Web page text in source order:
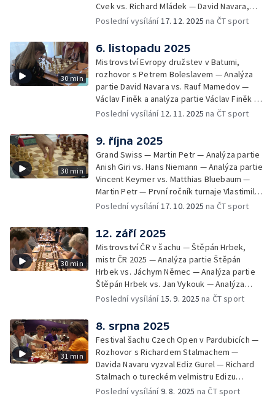
Cvek vs. Richard Mládek — David Navara,
český reprezentant — Vojtěch Plát má bronz
vs. Vojtěch Plát — Světový pohár FIDE —
Analýza partie Pa Iniyan vs. Thai Dai Van
Nguyen — Analýza partie Pentala Harikrishna
vs. Arsenyj Nesterov — David Navara o
Turnaji kandidátů — Vyhádření Vladimira
Kramnika o podvádění — Bleskově —
Pozvánka — Soutěž
Poslední vysílání17. 12. 2025 na ČT sport
30 min
6. listopadu 2025
Mistrovství Evropy družstev v Batumi,
rozhovor s Petrem Boleslavem — Analýza
partie David Navara vs. Rauf Mamedov —
Václav Finěk a analýza partie Václav Finěk vs.
Luka Draškovič — Petr Boleslav o ME —
— Analýza partie Joanna Worek vs. Anna-
Maja Kazarian — Nový Bor vybojoval bronz v
šachu na Evropském klubovém poháru —
Analýza partie Amadeus Evenshaug vs.
David Navara — Novinka v Evropském
klubovém poháru — Mistrovství Moravy a
Slezska mládeže — Pavel Sváček prvním
šachu — Bleskově — Pozvánka — Soutěž
Poslední vysílání12. 11. 2025 na ČT sport
30 min
9. října 2025
Grand Swiss — Martin Petr — Analýza partie
Anish Giri vs. Hans Niemann — Analýza partie
Vincent Keymer vs. Matthias Bluebaum —
Martin Petr — První ročník turnaje Vlastimila
Horta — Analýza partie Gustav Brejník vs.
— Oslavy 100 let organizovaného šachu v
Hlinsku — MČR mládeže v rapid šachu —
Analýza partie David Hák vs. Ondřej Winter —
Mistrovství Evropy družstev — Pozvánky
Martina Petra — Bleskově — Pozvánka —
Soutěž
Poslední vysílání17. 10. 2025 na ČT sport
30 min
12. září 2025
Mistrovství ČR v šachu — Štěpán Hrbek,
mistr ČR 2025 — Analýza partie Štěpán
Hrbek vs. Jáchym Němec — Analýza partie
Štěpán Hrbek vs. Jan Vykouk — Analýza
partie Tomáš Polák vs. Štěpán Hrbek — O
Stalmach vs. Jan Vykouk — Analýza partie
Tadeáš Kriebel vs. Jan Krejčí — Mistrovství
ČR žen v šachu — Analýza partie Tereza
Rodshtein vs. Julia Movsesian — Analýza
partie Anna Lhotská vs. Lucie Rybáčková —
Czech Open 2025 Pardubice — Analýza
partie Jan Souček vs. Alexander Donchenko
Poslední vysílání15. 9. 2025 na ČT sport
31 min
8. srpna 2025
Festival šachu Czech Open v Pardubicích —
Rozhovor s Richardem Stalmachem —
Davida Navaru vyzval Ediz Gurel — Richard
Stalmach o tureckém velmistru Edizu
Gurelovi — Analýza partie Ediz Gurel vs.
Poslední vysílání9. 8. 2025 na ČT sport